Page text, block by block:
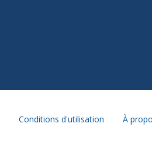
Conditions d'utilisation À